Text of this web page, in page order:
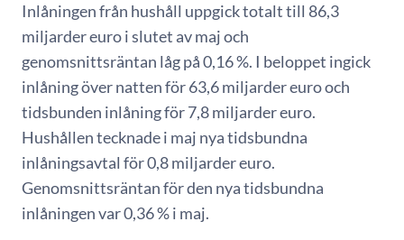
Inlåningen från hushåll uppgick totalt till 86,3
miljarder euro i slutet av maj och
genomsnittsräntan låg på 0,16 %. I beloppet ingick
inlåning över natten för 63,6 miljarder euro och
tidsbunden inlåning för 7,8 miljarder euro.
Hushållen tecknade i maj nya tidsbundna
inlåningsavtal för 0,8 miljarder euro.
Genomsnittsräntan för den nya tidsbundna
inlåningen var 0,36 % i maj.